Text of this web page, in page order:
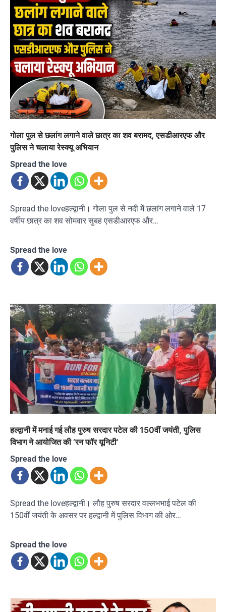
गोला पुल से छलांग लगाने वाले छात्र का शव बरामद, एसडीआरएफ और
पुलिस ने चलाया रेस्क्यू अभियान
Spread the love
Spread the loveहल्द्वानी। गोला पुल से नदी में छलांग लगाने वाले 17
वर्षीय छात्र का शव सोमवार सुबह एसडीआरएफ और…
Spread the love
हल्द्वानी में मनाई गई लौह पुरुष सरदार पटेल की 150वीं जयंती, पुलिस
विभाग ने आयोजित की ‘रन फॉर यूनिटी’
Spread the love
Spread the loveहल्द्वानी। लौह पुरुष सरदार वल्लभभाई पटेल की
150वीं जयंती के अवसर पर हल्द्वानी में पुलिस विभाग की ओर…
Spread the love